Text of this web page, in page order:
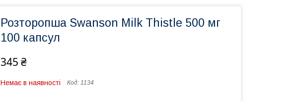
Розторопша Swanson Milk Thistle 500 мг
100 капсул
345 ₴
Немає в наявності Код: 1134